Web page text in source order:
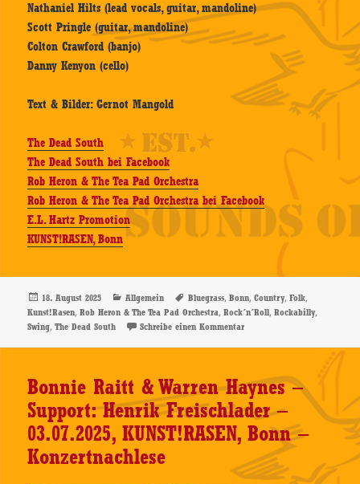
Nathaniel Hilts (lead vocals, guitar, mandoline)
Scott Pringle (guitar, mandoline)
Colton Crawford (banjo)
Danny Kenyon (cello)
Text & Bilder: Gernot Mangold
The Dead South
The Dead South bei Facebook
Rob Heron & The Tea Pad Orchestra
Rob Heron & The Tea Pad Orchestra bei Facebook
E.L. Hartz Promotion
KUNST!RASEN, Bonn
Veröffentlicht
am
18. August 2025 Kategorien
Allgemein Schlagwörter
Bluegrass,Bonn,Country,Folk,
Kunst!Rasen,Rob Heron & The Tea Pad Orchestra,Rock´n´Roll,Rockabilly,
Swing,The Dead South Schreibe einen Kommentarzu The Dead South –
Bonnie Raitt & Warren Haynes –
Support: Henrik Freischlader –
03.07.2025, KUNST!RASEN, Bonn –
Konzertnachlese